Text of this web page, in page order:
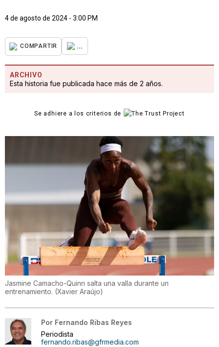
4 de agosto de 2024 - 3:00 PM
COMPARTIR ...
ARCHIVO
Esta historia fue publicada hace más de 2 años.
Se adhiere a los criterios de
Jasmine Camacho-Quinn salta una valla durante un
entrenamiento. (Xavier Araújo)
Por Fernando Ribas Reyes
Periodista
fernando.ribas@gfrmedia.com